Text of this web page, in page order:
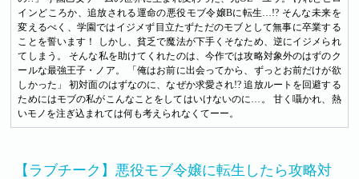
インどころか、追放される運命の悪役モブ令嬢Bに転生…!? そんな未来を
変えるべく、学園ではイジメず目立たずただのモブとして無事に卒業する
ことを誓います！ しかし、貧乏で魔法が下手くそなため、逆にイジメられ
てしまう。 そんな私を助けてくれたのは、今作では攻略対象外のはずのク
ールな最強王子・ノア。 「俺はお前に出会ってから、ずっとお前だけが欲
しかった」 初対面のはずなのに、なぜか求愛され!? 追放ルートを回避する
ためにはモブの私がこんなことをしてはいけないのに…。 甘く囁かれ、熱
いモノを注ぎ込まれては何も考えられなくてーー。
【ラブチーク】悪役モブ令嬢に転生したら攻略対